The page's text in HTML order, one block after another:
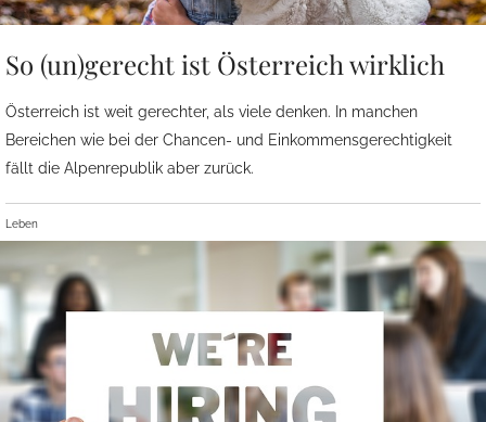
So (un)gerecht ist Österreich wirklich
Österreich ist weit gerechter, als viele denken. In manchen
Bereichen wie bei der Chancen- und Einkommensgerechtigkeit
fällt die Alpenrepublik aber zurück.
Leben